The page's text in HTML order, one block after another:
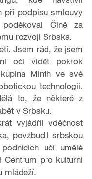
při podpisu smlouvy
Číně za
rozvoji Srbska.
Jsem rád, že jsem
oči vidět pokrok
Minth ve své
technologii.
to, že některé z
v Srbsku.
vyjádřil vděčnost
povzbudil srbskou
učí umělé
Centrum pro kulturní
mládeží.